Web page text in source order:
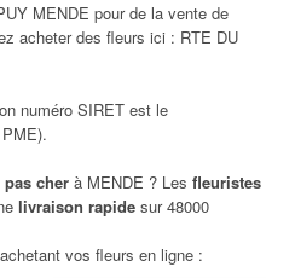
MENDE pour de la vente de
acheter des fleurs ici : RTE DU
numéro SIRET est le
pas cherà MENDE ? Les fleuristes
livraison rapide sur 48000
vos fleurs en ligne :